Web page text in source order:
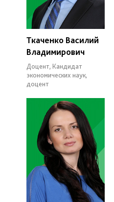
Ткаченко Василий
Владимирович
Доцент, Кандидат
экономических наук,
доцент